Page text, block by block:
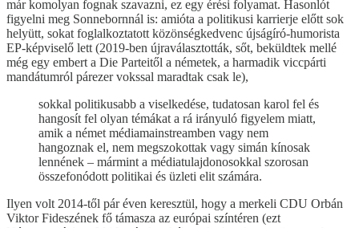
már komolyan fognak szavazni, ez egy érési folyamat. Hasonlót
figyelni meg Sonnebornnál is: amióta a politikusi karrierje előtt sok
helyütt, sokat foglalkoztatott közönségkedvenc újságíró-humorista
EP-képviselő lett (2019-ben újraválasztották, sőt, beküldtek mellé
még egy embert a Die Parteitől a németek, a harmadik viccpárti
mandátumról párezer vokssal maradtak csak le),
sokkal politikusabb a viselkedése, tudatosan karol fel és
hangosít fel olyan témákat a rá irányuló figyelem miatt,
amik a német médiamainstreamben vagy nem
hangoznak el, nem megszokottak vagy simán kínosak
lennének – mármint a médiatulajdonosokkal szorosan
összefonódott politikai és üzleti elit számára.
Ilyen volt 2014-től pár éven keresztül, hogy a merkeli CDU Orbán
Viktor Fideszének fő támasza az európai színtéren (ezt